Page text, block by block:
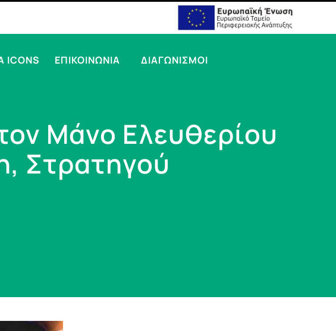
ICONS ΕΠΙΚΟΙΝΩΝΙΑ ΔΙΑΓΩΝΙΣΜΟΙ
Μάνο Ελευθερίου
Στρατηγού